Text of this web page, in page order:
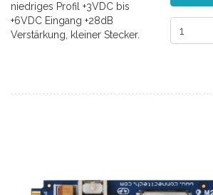
niedriges Profil +3VDC bis
+6VDC Eingang +28dB
Verstärkung, kleiner Stecker.